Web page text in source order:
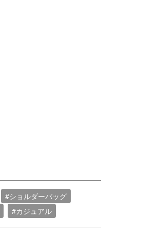
#ショルダーバッグ
#カジュアル